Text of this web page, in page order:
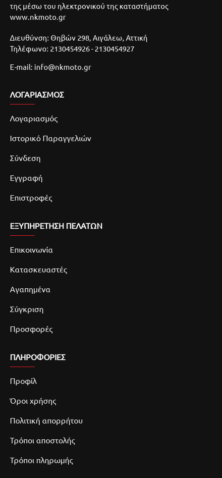
της μέσω του ηλεκτρονικού της καταστήματος
www.nkmoto.gr
Διευθύνση: Θηβών 298, Αιγάλεω, Αττική
Τηλέφωνο: 2130454926 - 2130454927
E-mail: info@nkmoto.gr
ΛΟΓΑΡΙΑΣΜΌΣ
Λογαριασμός
Ιστορικό Παραγγελιών
Σύνδεση
Εγγραφή
Επιστροφές
ΕΞΥΠΗΡΕΤΗΣΗ ΠΕΛΑΤΩΝ
Επικοινωνία
Κατασκευαστές
Αγαπημένα
Σύγκριση
Προσφορές
ΠΛΗΡΟΦΟΡΙΕΣ
Προφίλ
Όροι χρήσης
Πολιτική απορρήτου
Τρόποι αποστολής
Τρόποι πληρωμής